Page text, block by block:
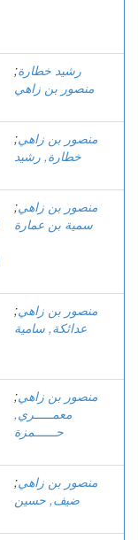
رشيد خطارة;
منصور بن زاهي
منصور بن زاهي;
خطارة, رشید
منصور بن زاهي;
سمية بن عمارة
منصور بن زاهي;
عدائكة, سامية
منصور بن زاهي;
معمـــــري,
حــــــمزة
منصور بن زاهي;
ضيف, حسين